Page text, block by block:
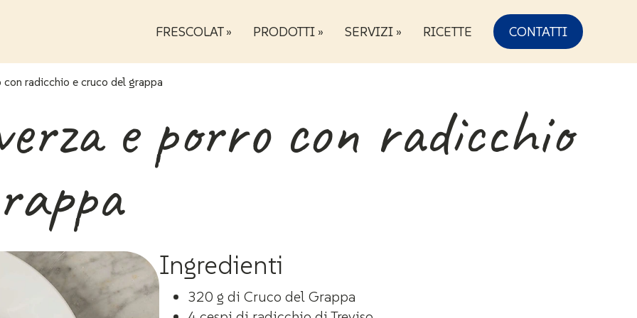
FRESCOLAT » PRODOTTI » SERVIZI » RICETTE CONTATTI
radicchio e cruco del grappa
e porro con radicchio
Ingredienti
320 g di Cruco del Grappa